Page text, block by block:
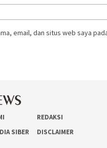
email, dan situs web saya
REDAKSI
SIBER
DISCLAIMER